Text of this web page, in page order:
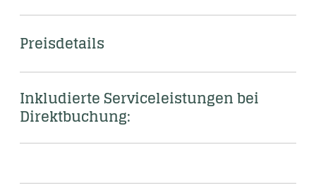
Preisdetails
Inkludierte Serviceleistungen bei
Direktbuchung: